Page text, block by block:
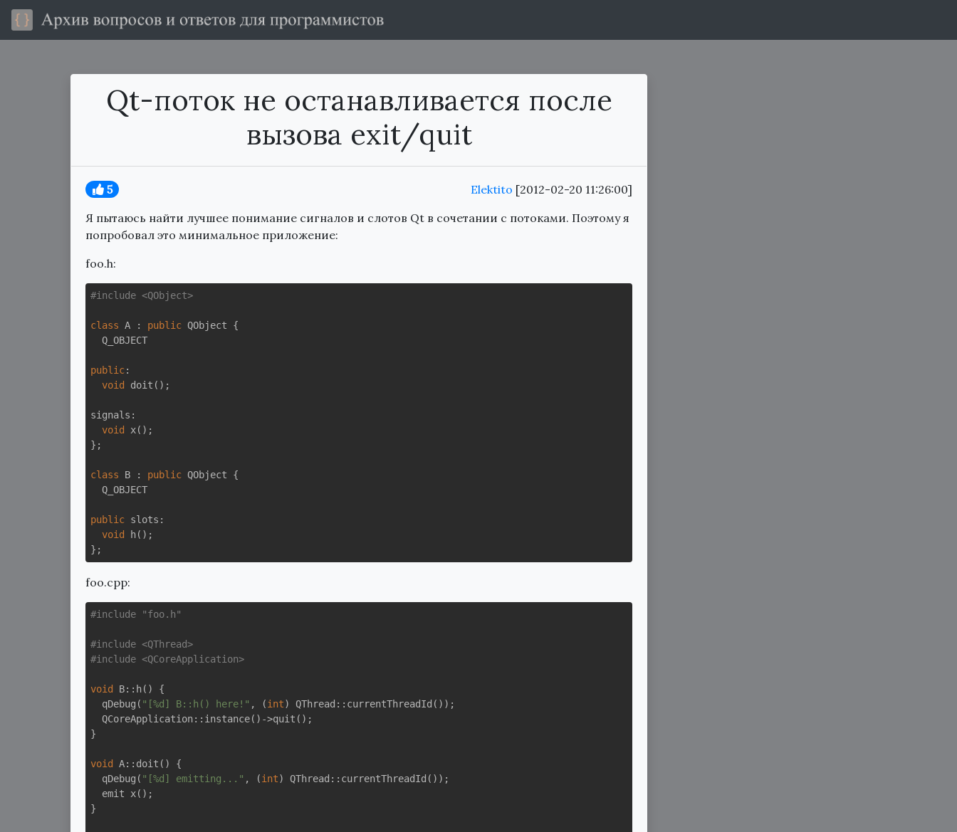
Qt-поток не останавливается после
вызова exit/quit
5 Elektito [2012-02-20 11:26:00]
Я пытаюсь найти лучшее понимание сигналов и слотов Qt в сочетании с потоками. Поэтому я
попробовал это минимальное приложение:
foo.h:
#include <QObject>
class A : public QObject {
public:
void
doit () ;
signals:
void
x() ;
};
class B : public QObject {
public slots:
void
h() ;
foo.cpp:
#include "foo.h"
#include <QThread>
#include <QCoreApplication>
void
B::h() {
  qDebug(
"[%d] B::h() here!" , (int) QThread::currentThreadId());
}
void
A::doit() {
  qDebug(
"[%d] emitting..." , (int) QThread::currentThreadId());
emit x() ;
}